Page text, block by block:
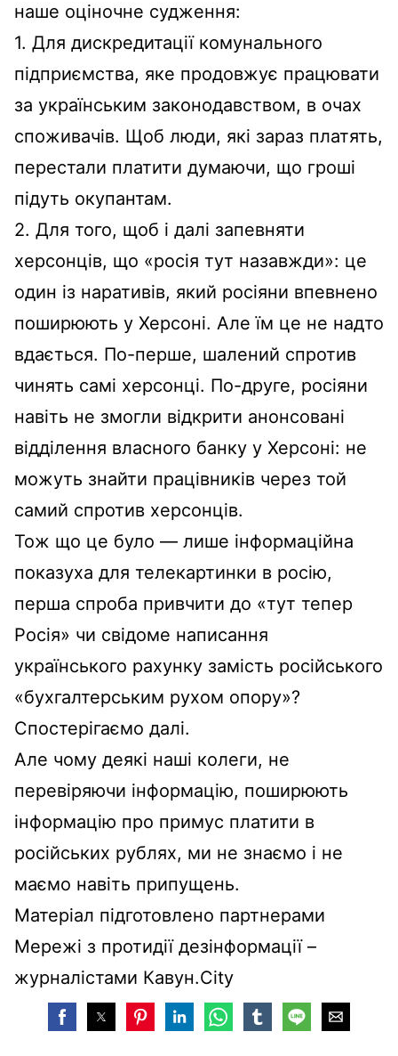
наше оціночне судження:
1. Для дискредитації комунального
підприємства, яке продовжує працювати
за українським законодавством, в очах
споживачів. Щоб люди, які зараз платять,
перестали платити думаючи, що гроші
підуть окупантам.
2. Для того, щоб і далі запевняти
херсонців, що «росія тут назавжди»: це
один із наративів, який росіяни впевнено
поширюють у Херсоні. Але їм це не надто
вдається. По-перше, шалений спротив
чинять самі херсонці. По-друге, росіяни
навіть не змогли відкрити анонсовані
відділення власного банку у Херсоні: не
можуть знайти працівників через той
самий спротив херсонців.
Тож що це було — лише інформаційна
показуха для телекартинки в росію,
перша спроба привчити до «тут тепер
Росія» чи свідоме написання
українського рахунку замість російського
«бухгалтерським рухом опору»?
Спостерігаємо далі.
Але чому деякі наші колеги, не
перевіряючи інформацію, поширюють
інформацію про примус платити в
російських рублях, ми не знаємо і не
маємо навіть припущень.
Матеріал підготовлено партнерами
Мережі з протидії дезінформації –
журналістами Кавун.City